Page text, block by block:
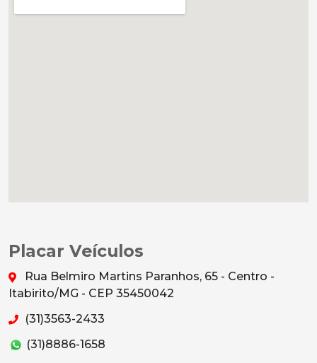
Placar Veículos
Rua Belmiro Martins Paranhos, 65 - Centro -
Itabirito/MG - CEP 35450042
(31)3563-2433
(31)8886-1658